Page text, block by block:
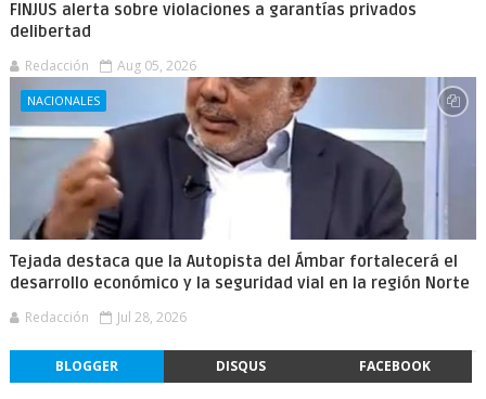
FINJUS alerta sobre violaciones a garantías privados
delibertad
Redacción Aug 05, 2026
NACIONALES
Tejada destaca que la Autopista del Ámbar fortalecerá el
desarrollo económico y la seguridad vial en la región Norte
Redacción Jul 28, 2026
BLOGGER DISQUS FACEBOOK